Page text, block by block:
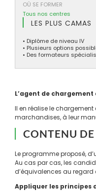
OÙ SE FORMER
Tous nos centres
LES PLUS CAMAS
• Diplôme de niveau IV
• Plusieurs options
• Des formateurs
L’agent de
Il en réalise le
marchandises, à leur
CONTENU
Le programme proposé,
Au cas par cas, les
d’équivalences au regard
Appliquer les principes